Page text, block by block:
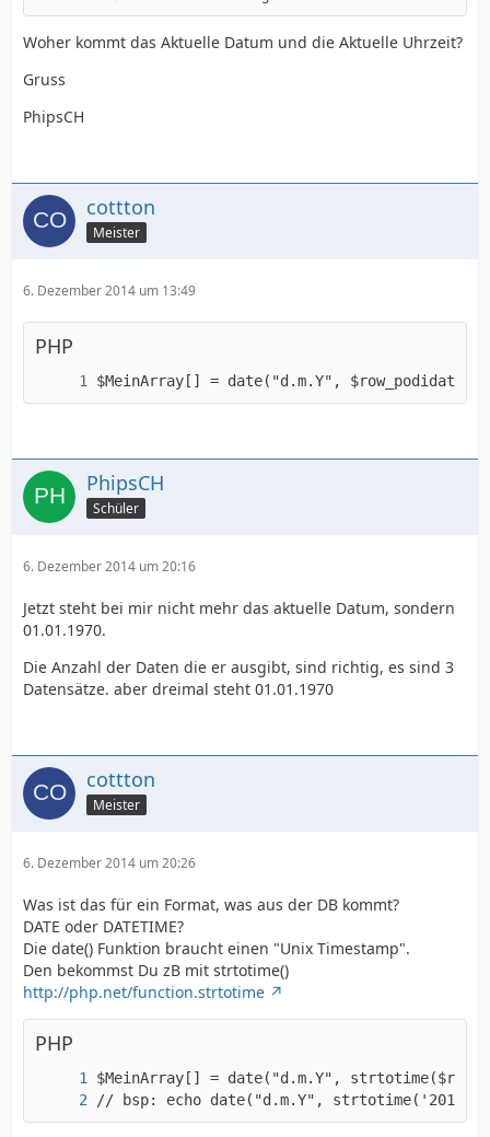
Woher kommt das Aktuelle Datum und die Aktuelle Uhrzeit?
Gruss
PhipsCH
cottton
Meister
6. Dezember 2014 um 13:49
PHP
$MeinArray[] = date("d.m.Y",
PhipsCH
Schüler
6. Dezember 2014 um 20:16
Jetzt steht bei mir nicht mehr das aktuelle Datum, sondern
01.01.1970.
Die Anzahl der Daten die er ausgibt, sind richtig, es sind 3
Datensätze. aber dreimal steht 01.01.1970
cottton
Meister
6. Dezember 2014 um 20:26
Was ist das für ein Format, was aus der DB kommt?
DATE oder DATETIME?
Die date() Funktion braucht einen "Unix Timestamp".
Den bekommst Du zB mit strtotime()
http://php.net/function.strtotime
PHP
// bsp: echo date("d.m.Y", strtotime('2014-